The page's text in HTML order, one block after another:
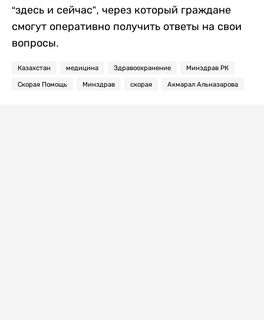
“здесь и сейчас”, через который граждане
смогут оперативно получить ответы на свои
вопросы.
Казахстан медицина Здравоохранение Минздрав РК
Скорая Помощь Минздрав скорая Акмарал Альназарова